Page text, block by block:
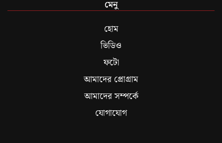
মেনু
হোম
ভিডিও
ফটো
আমাদের প্রোগ্রাম
আমাদের সম্পর্কে
যোগাযোগ